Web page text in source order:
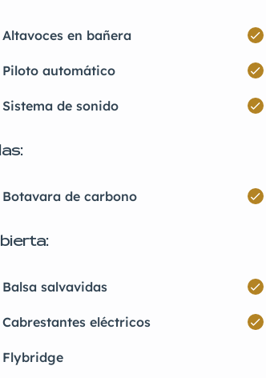
Altavoces en bañera
Piloto automático
Sistema de sonido
Botavara de carbono
Balsa salvavidas
Cabrestantes eléctricos
Flybridge